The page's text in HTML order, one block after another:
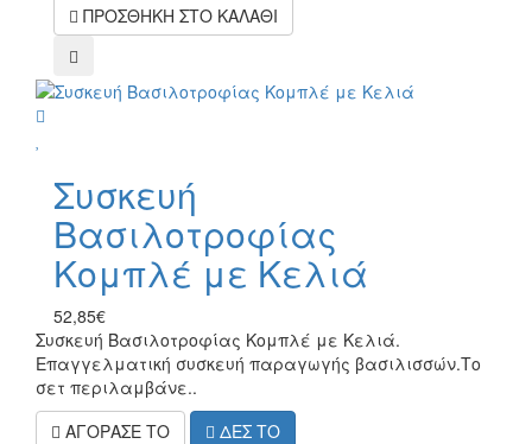
ΠΡΟΣΘΗΚΗ ΣΤΟ ΚΑΛΑΘΙ
compare
Συσκευή
Βασιλοτροφίας
Κομπλέ με Κελιά
52,85€
Συσκευή Βασιλοτροφίας Κομπλέ με Κελιά.
Επαγγελματική συσκευή παραγωγής βασιλισσών.Το
σετ περιλαμβάνε..
ΑΓΟΡΑΣΕ ΤΟ
ΔΕΣ ΤΟ